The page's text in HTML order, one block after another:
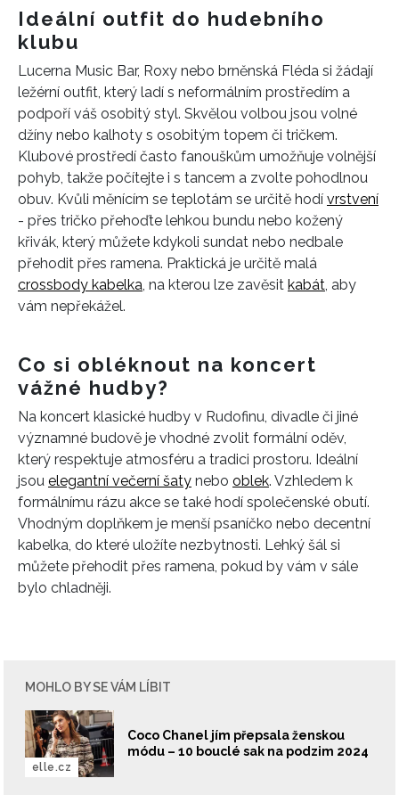
Ideální outfit do hudebního
klubu
Lucerna Music Bar, Roxy nebo brněnská Fléda si žádají
ležérní outfit, který ladí s neformálním prostředím a
podpoří váš osobitý styl. Skvělou volbou jsou volné
džíny nebo kalhoty s osobitým topem či tričkem.
Klubové prostředí často fanouškům umožňuje volnější
pohyb, takže počítejte i s tancem a zvolte pohodlnou
obuv. Kvůli měnícím se teplotám se určitě hodí vrstvení
- přes tričko přehoďte lehkou bundu nebo kožený
křivák, který můžete kdykoli sundat nebo nedbale
přehodit přes ramena. Praktická je určitě malá
crossbody kabelka , na kterou lze zavěsit kabát , aby
vám nepřekážel.
Co si obléknout na koncert
vážné hudby?
Na koncert klasické hudby v Rudofinu, divadle či jiné
významné budově je vhodné zvolit formální oděv,
který respektuje atmosféru a tradici prostoru. Ideální
jsou elegantní večerní šaty nebo oblek. Vzhledem k
formálnímu rázu akce se také hodí společenské obutí.
Vhodným doplňkem je menší psaníčko nebo decentní
kabelka, do které uložíte nezbytnosti. Lehký šál si
můžete přehodit přes ramena, pokud by vám v sále
bylo chladněji.
MOHLO BY SE VÁM LÍBIT
Coco Chanel jím přepsala ženskou
módu – 10 bouclé sak na podzim 2024
elle.cz